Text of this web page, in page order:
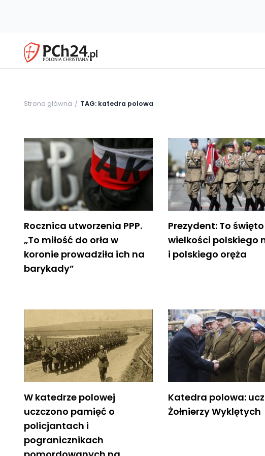
Strona główna TAG: katedra polowa
Rocznica utworzenia PPP.
„To miłość do orła w
koronie prowadziła ich na
barykady”
Prezydent: To święto
wielkości polskiego
i polskiego oręża
W katedrze polowej
uczczono pamięć o
policjantach i
pogranicznikach
Katedra polowa:
Żołnierzy Wyklętych